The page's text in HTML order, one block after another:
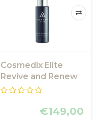
Cosmedix Elite
Revive and Renew
Serum
€149,00